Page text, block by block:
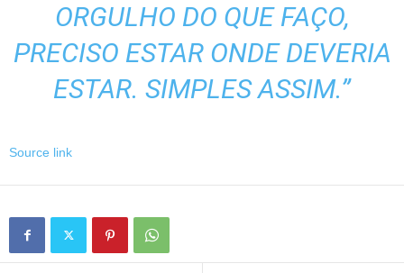
ORGULHO DO QUE FAÇO,
PRECISO ESTAR ONDE DEVERIA
ESTAR. SIMPLES ASSIM.”
Source link